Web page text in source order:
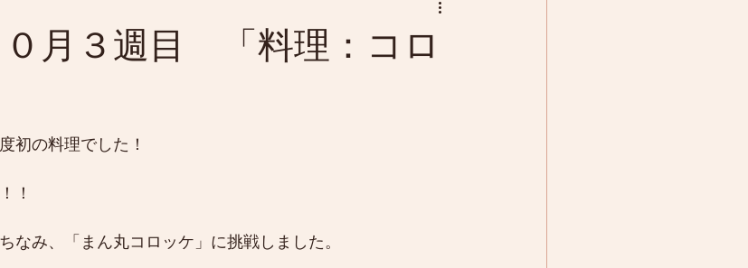
０月３週目 「料理：コロ
初の料理でした！
！
なみ、「まん丸コロッケ」に挑戦しました。